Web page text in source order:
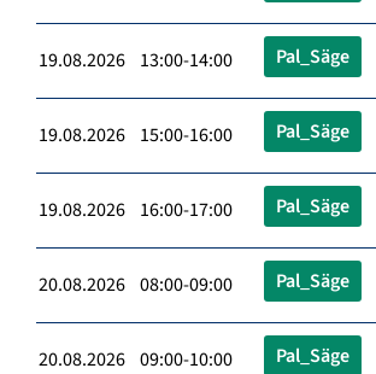
19.08.2026 13:00-14:00 Pal_Säge
19.08.2026 15:00-16:00 Pal_Säge
19.08.2026 16:00-17:00 Pal_Säge
20.08.2026 08:00-09:00 Pal_Säge
20.08.2026 09:00-10:00 Pal_Säge